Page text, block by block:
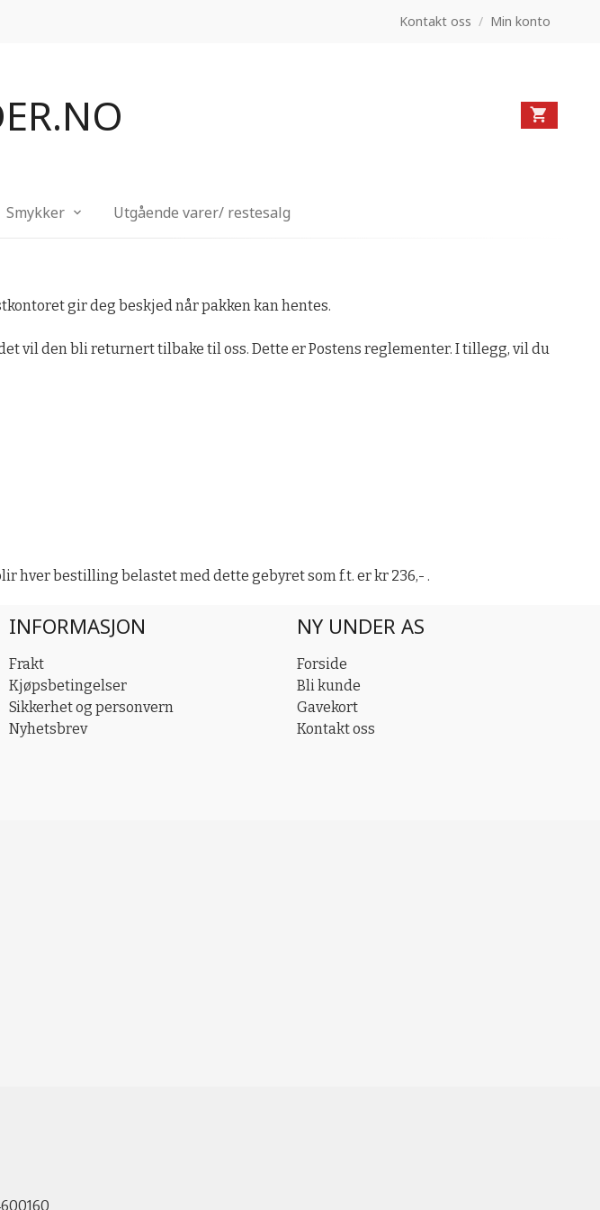
Kontakt oss / Min konto
Smykker Utgående varer/ restesalg
gir deg beskjed når pakken kan hentes.
vil den bli returnert tilbake til oss. Dette er Postens reglementer. I tillegg, vil du
hver bestilling belastet med dette gebyret som f.t. er kr 236,- .
INFORMASJON
Frakt
Kjøpsbetingelser
Sikkerhet og personvern
Nyhetsbrev
NY UNDER AS
Forside
Bli kunde
Gavekort
Kontakt oss